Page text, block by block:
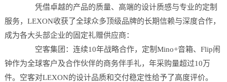
凭借卓越的产品的质量、高端的设计质感与专业的定制
服务，LEXON收获了全球众多顶级品牌的长期信赖与深度合作，
成为各大头部企业的固定礼赠供应商：
空客集团：连续10年战略合作，定制Mino+音箱、Flip闹
钟作为全球客户及合作伙伴的商务伴手礼，年采购量超过10万
件。空客对LEXON的设计品质和交付稳定性给予了高度评价。